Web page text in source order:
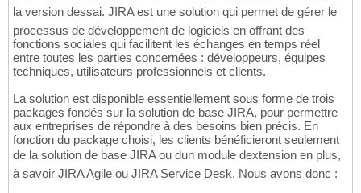
la version dessai. JIRA est une solution qui permet de gérer le
processus de développement de logiciels en offrant des
fonctions sociales qui facilitent les échanges en temps réel
entre toutes les parties concernées : développeurs, équipes
techniques, utilisateurs professionnels et clients.
La solution est disponible essentiellement sous forme de trois
packages fondés sur la solution de base JIRA, pour permettre
aux entreprises de répondre à des besoins bien précis. En
fonction du package choisi, les clients bénéficieront seulement
de la solution de base JIRA ou dun module dextension en plus,
à savoir JIRA Agile ou JIRA Service Desk. Nous avons donc :